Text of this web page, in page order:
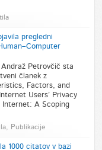
pregledni
Petrovčič sta
članek z
Factors, and
Users’ Privacy
Internet: A Scoping
Publikacije
1000 citatov v bazi